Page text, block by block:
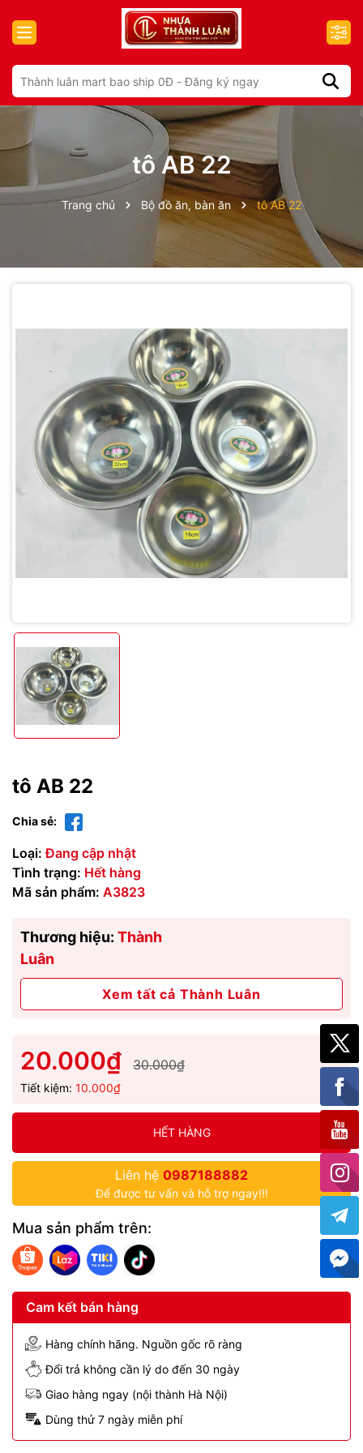
tô AB 22
Trang chủ Bộ đồ ăn, bàn ăn tô AB 22
tô AB 22
Chia sẻ:
Loại: Đang cập nhật
Tình trạng: Hết hàng
Mã sản phẩm: A3823
Thương hiệu: Thành
Luân
Xem tất cả Thành Luân
20.000₫ 30.000₫
Tiết kiệm: 10.000₫
HẾT HÀNG
Liên hệ 0987188882
Để được tư vấn và hỗ trợ ngay!!!
Mua sản phẩm trên:
Cam kết bán hàng
Hàng chính hãng. Nguồn gốc rõ ràng
Đổi trả không cần lý do đến 30 ngày
Giao hàng ngay (nội thành Hà Nội)
Dùng thử 7 ngày miễn phí